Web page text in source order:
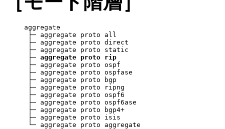
aggregate
├─ aggregate proto all
├─ aggregate proto direct
├─ aggregate proto static
├─ aggregate proto rip
├─ aggregate proto ospf
├─ aggregate proto ospfase
├─ aggregate proto bgp
├─ aggregate proto ripng
├─ aggregate proto ospf6
├─ aggregate proto ospf6ase
├─ aggregate proto bgp4+
├─ aggregate proto isis
└─ aggregate proto aggregate